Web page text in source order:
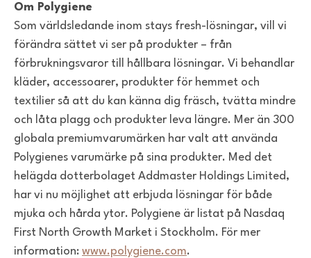
Om Polygiene
Som världsledande inom stays fresh-lösningar, vill vi
förändra sättet vi ser på produkter – från
förbrukningsvaror till hållbara lösningar. Vi behandlar
kläder, accessoarer, produkter för hemmet och
textilier så att du kan känna dig fräsch, tvätta mindre
och låta plagg och produkter leva längre. Mer än 300
globala premiumvarumärken har valt att använda
Polygienes varumärke på sina produkter. Med det
helägda dotterbolaget Addmaster Holdings Limited,
har vi nu möjlighet att erbjuda lösningar för både
mjuka och hårda ytor. Polygiene är listat på Nasdaq
First North Growth Market i Stockholm. För mer
information: www.polygiene.com.